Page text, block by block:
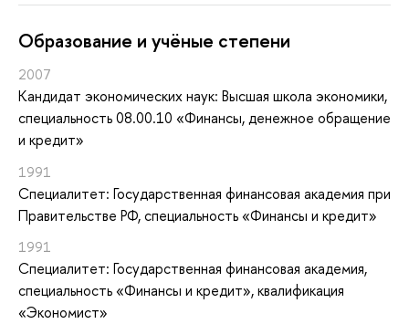
Oбразование и учёные степени
2007
Кандидат экономических наук: Высшая школа экономики,
специальность 08.00.10 «Финансы, денежное обращение
и кредит»
1991
Специалитет: Государственная финансовая академия при
Правительстве РФ, специальность «Финансы и кредит»
1991
Специалитет: Государственная финансовая академия,
специальность «Финансы и кредит», квалификация
«Экономист»